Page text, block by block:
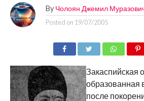
By Чолоян Джемил
Posted on 19/07/2005
Закаспийская
образованная
после